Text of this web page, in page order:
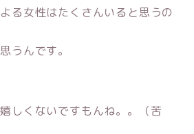
る女性はたくさんいると思うの
うんです。
しくないですもんね。。（苦